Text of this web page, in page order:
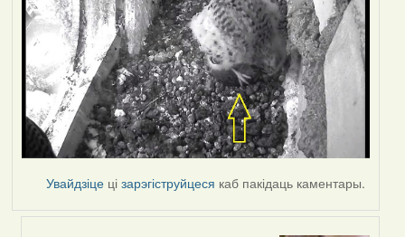
Увайдзіце цізарэгіструйцеся каб пакідаць каментары.